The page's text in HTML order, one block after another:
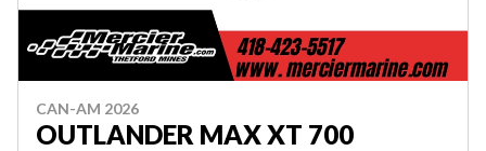
CAN-AM 2026
OUTLANDER MAX XT 700